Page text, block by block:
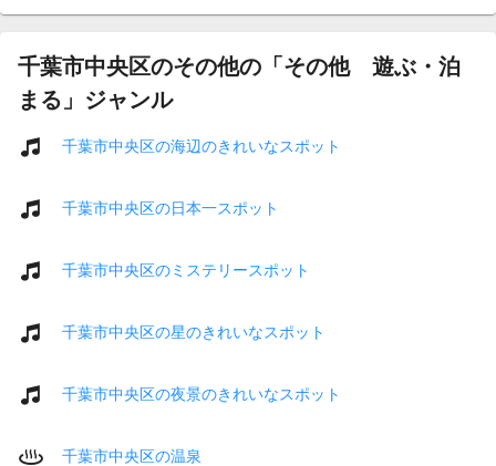
千葉市中央区のその他の「その他 遊ぶ・泊
まる」ジャンル
千葉市中央区の海辺のきれいなスポット
千葉市中央区の日本一スポット
千葉市中央区のミステリースポット
千葉市中央区の星のきれいなスポット
千葉市中央区の夜景のきれいなスポット
千葉市中央区の温泉